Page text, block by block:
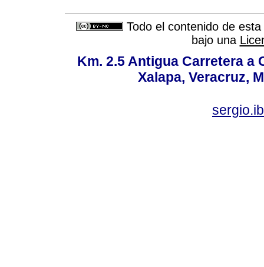
Todo el contenido de
bajo una
Km. 2.5 Antigua Carretera a
Xalapa, Veracruz,